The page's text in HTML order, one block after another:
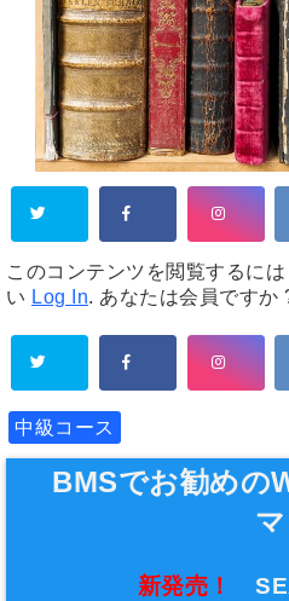
このコンテンツを閲覧するに
い Log In. あなたは会員ですか
中級コース
BMSでお勧めの
マ
新発売！